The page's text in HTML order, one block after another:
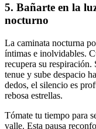
5. Bañarte en la
nocturno
La caminata nocturna
íntimas e inolvidables.
recupera su
tenue y sube despacio
dedos, el silencio es
rebosa estrellas.
Tómate tu tiempo para
valle. Esta pausa